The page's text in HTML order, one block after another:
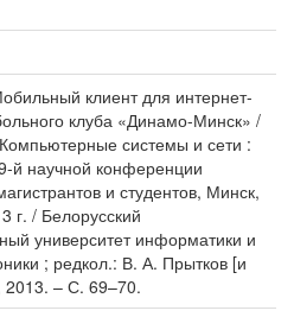
клиент для интернет-
клуба «Динамо-Минск» /
системы и сети :
й научной конференции
и студентов, Минск,
г. / Белорусский
университет информатики и
; редкол.: В. А. Прытков [и
– С. 69–70.